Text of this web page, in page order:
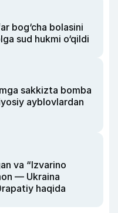
bog‘cha bolasini
sud hukmi o‘qildi
sakkizta bomba
ayblovlardan
va “Izvarino
— Ukraina
haqida